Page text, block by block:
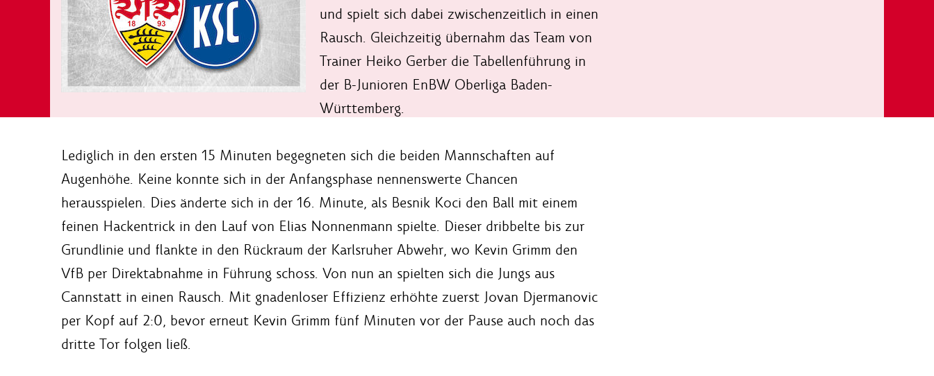
und spielt sich dabei zwischenzeitlich in einen
Rausch. Gleichzeitig übernahm das Team von
Trainer Heiko Gerber die Tabellenführung in
der B-Junioren EnBW Oberliga Baden-
Württemberg.
Lediglich in den ersten 15 Minuten begegneten sich die beiden Mannschaften auf
Augenhöhe. Keine konnte sich in der Anfangsphase nennenswerte Chancen
herausspielen. Dies änderte sich in der 16. Minute, als Besnik Koci den Ball mit einem
feinen Hackentrick in den Lauf von Elias Nonnenmann spielte. Dieser dribbelte bis zur
Grundlinie und flankte in den Rückraum der Karlsruher Abwehr, wo Kevin Grimm den
VfB per Direktabnahme in Führung schoss. Von nun an spielten sich die Jungs aus
Cannstatt in einen Rausch. Mit gnadenloser Effizienz erhöhte zuerst Jovan Djermanovic
per Kopf auf 2:0, bevor erneut Kevin Grimm fünf Minuten vor der Pause auch noch das
dritte Tor folgen ließ.